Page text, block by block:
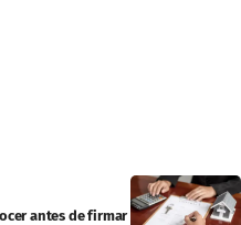
antes de firmar un contrato de